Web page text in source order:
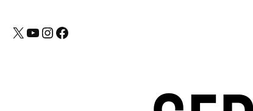
X YouTube
Instagram
Facebook